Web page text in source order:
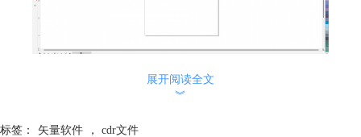
图1.椭圆工具
在cdr软件中，椭圆工具的初始快捷键是“F7”。如果想要增加椭圆工具的
展开阅读全文
︾
标签： 矢量软件 ， cdr文件